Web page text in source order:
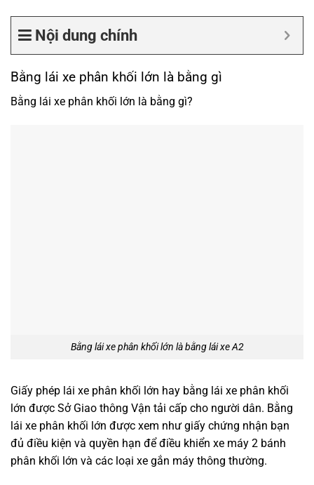
Nội dung chính
Bằng lái xe phân khối lớn là bằng gì
Bằng lái xe phân khối lớn là bằng gì?
Bằng lái xe phân khối lớn là bằng lái xe A2
Giấy phép lái xe phân khối lớn hay bằng lái xe phân khối
lớn được Sở Giao thông Vận tải cấp cho người dân. Bằng
lái xe phân khối lớn được xem như giấy chứng nhận bạn
đủ điều kiện và quyền hạn để điều khiển xe máy 2 bánh
phân khối lớn và các loại xe gắn máy thông thường.